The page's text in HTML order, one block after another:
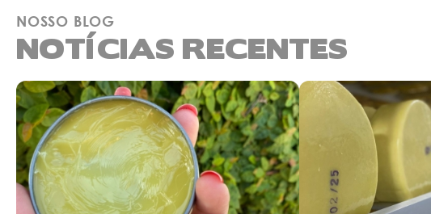
NOSSO BLOG
NOTÍCIAS RECENTES